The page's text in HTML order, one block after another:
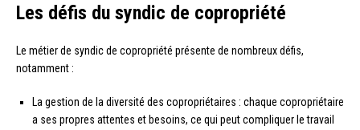
Les défis du syndic de copropriété
Le métier de syndic de copropriété présente de nombreux défis,
notamment :
La gestion de la diversité des copropriétaires : chaque copropriétaire
a ses propres attentes et besoins, ce qui peut compliquer le travail